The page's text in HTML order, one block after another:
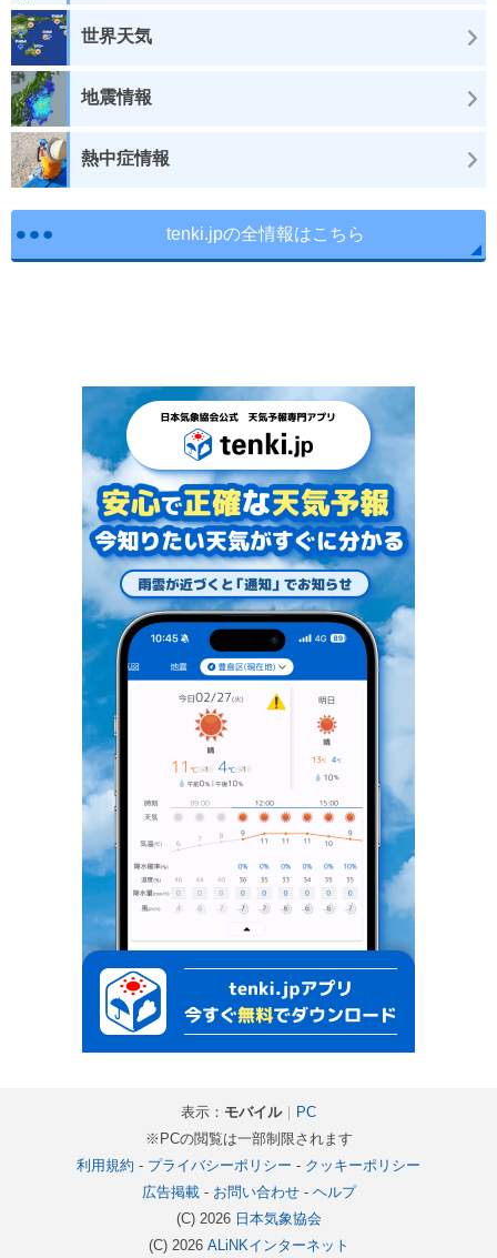
世界天気
地震情報
熱中症情報
tenki.jpの全情報はこちら
表示： モバイル｜
PC
※PCの閲覧は一部制限されます
利用規約 - プライバシーポリシー - クッキーポリシー
広告掲載- お問い合わせ- ヘルプ
(C) 2026 日本気象協会
(C) 2026 ALiNKインターネット